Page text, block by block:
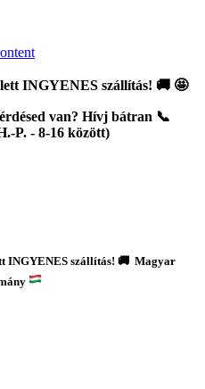
INGYENES szállítás! 🚚 🤩
van? Hívj bátran 📞
P. - 8-16 között)
INGYENES szállítás! 🚚 Magyar